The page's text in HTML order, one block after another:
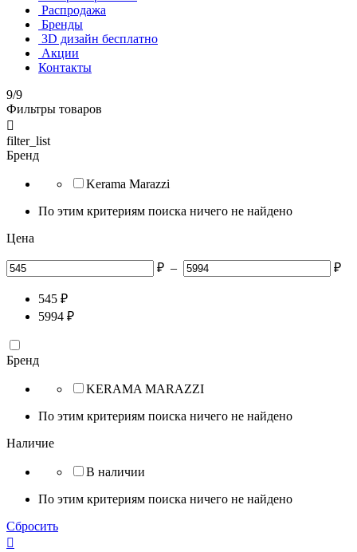
Распродажа
Бренды
3D дизайн бесплатно
Акции
Контакты
9/9
Фильтры товаров

filter_list
Бренд
Kerama Marazzi
По этим критериям поиска ничего не найдено
Цена
₽ – ₽
545 ₽
5994 ₽
Бренд
KERAMA MARAZZI
По этим критериям поиска ничего не найдено
Наличие
В наличии
По этим критериям поиска ничего не найдено
Сбросить
